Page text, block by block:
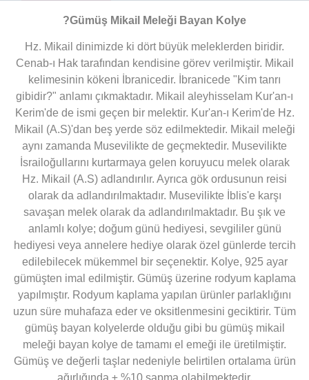
?Gümüş Mikail Meleği Bayan Kolye
Hz. Mikail dinimizde ki dört büyük meleklerden biridir.
Cenab-ı Hak tarafından kendisine görev verilmiştir. Mikail
kelimesinin kökeni İbranicedir. İbranicede "Kim tanrı
gibidir?" anlamı çıkmaktadır. Mikail aleyhisselam Kur'an-ı
Kerim'de de ismi geçen bir melektir. Kur'an-ı Kerim'de Hz.
Mikail (A.S)'dan beş yerde söz edilmektedir. Mikail meleği
aynı zamanda Musevilikte de geçmektedir. Musevilikte
İsrailoğullarını kurtarmaya gelen koruyucu melek olarak
Hz. Mikail (A.S) adlandırılır. Ayrıca gök ordusunun reisi
olarak da adlandırılmaktadır. Musevilikte İblis'e karşı
savaşan melek olarak da adlandırılmaktadır. Bu şık ve
anlamlı kolye; doğum günü hediyesi, sevgililer günü
hediyesi veya annelere hediye olarak özel günlerde tercih
edilebilecek mükemmel bir seçenektir. Kolye, 925 ayar
gümüşten imal edilmiştir. Gümüş üzerine rodyum kaplama
yapılmıştır. Rodyum kaplama yapılan ürünler parlaklığını
uzun süre muhafaza eder ve oksitlenmesini geciktirir. Tüm
gümüş bayan kolyelerde olduğu gibi bu gümüş mikail
meleği bayan kolye de tamamı el emeği ile üretilmiştir.
Gümüş ve değerli taşlar nedeniyle belirtilen ortalama ürün